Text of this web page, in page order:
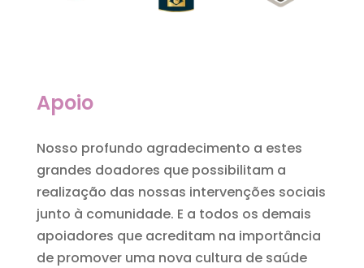
Apoio
Nosso profundo agradecimento a estes
grandes doadores que possibilitam a
realização das nossas intervenções sociais
junto à comunidade. E a todos os demais
apoiadores que acreditam na importância
de promover uma nova cultura de saúde